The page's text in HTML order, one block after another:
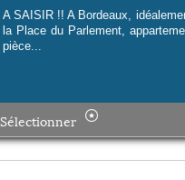
A SAISIR !! A Bordeaux,
la Place du Parlement,
pièce...
Sélectionner